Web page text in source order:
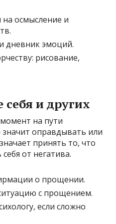
осмысление и
дневник эмоций.
рисование,
и других
на пути
оправдывать или
принять то, что
от негатива.
о прощении.
с прощением.
если сложно